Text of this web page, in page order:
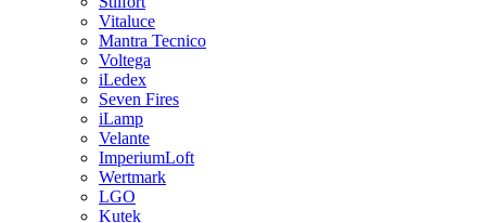
Vitaluce
Mantra Tecnico
Voltega
iLedex
Seven Fires
iLamp
Velante
ImperiumLoft
Wertmark
LGO
Kutek